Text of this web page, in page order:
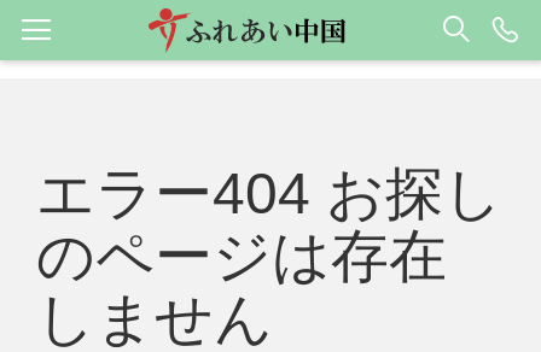
エラー404 お探し
のページは存在
しません